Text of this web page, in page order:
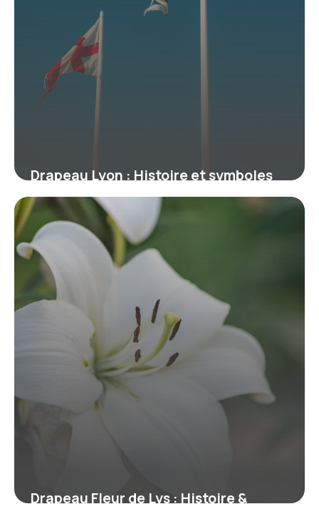
Drapeau Lyon : Histoire et symboles
complets
2 mars 2026
Drapeau Fleur de Lys : Histoire &